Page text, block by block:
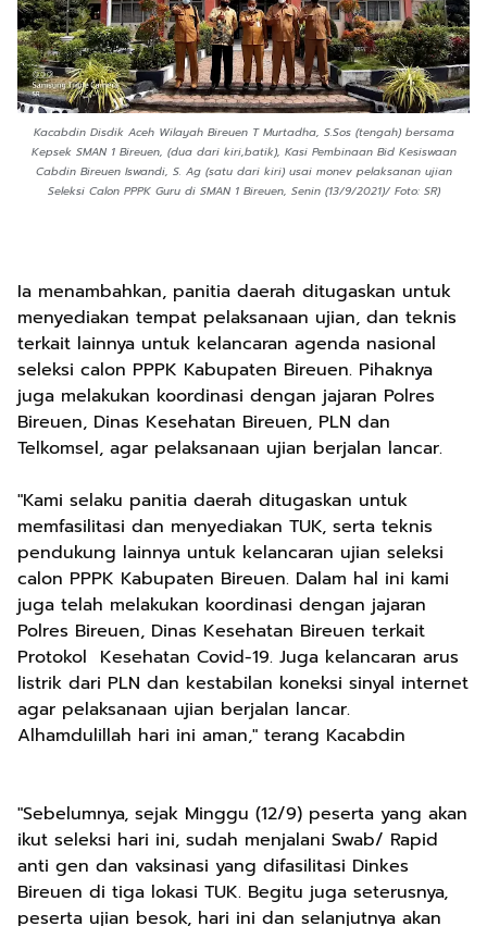
Kacabdin Disdik Aceh Wilayah Bireuen T Murtadha, S.Sos (tengah) bersama
Kepsek SMAN 1 Bireuen, (dua dari kiri,batik), Kasi Pembinaan Bid Kesiswaan
Cabdin Bireuen Iswandi, S. Ag (satu dari kiri) usai monev pelaksanan ujian
Seleksi Calon PPPK Guru di SMAN 1 Bireuen, Senin (13/9/2021)/ Foto: SR)
Ia menambahkan, panitia daerah ditugaskan untuk
menyediakan tempat pelaksanaan ujian, dan teknis
terkait lainnya untuk kelancaran agenda nasional
seleksi calon PPPK Kabupaten Bireuen. Pihaknya
juga melakukan koordinasi dengan jajaran Polres
Bireuen, Dinas Kesehatan Bireuen, PLN dan
Telkomsel, agar pelaksanaan ujian berjalan lancar.
"Kami selaku panitia daerah ditugaskan untuk
memfasilitasi dan menyediakan TUK, serta teknis
pendukung lainnya untuk kelancaran ujian seleksi
calon PPPK Kabupaten Bireuen. Dalam hal ini kami
juga telah melakukan koordinasi dengan jajaran
Polres Bireuen, Dinas Kesehatan Bireuen terkait
Protokol Kesehatan Covid-19. Juga kelancaran arus
listrik dari PLN dan kestabilan koneksi sinyal internet
agar pelaksanaan ujian berjalan lancar.
Alhamdulillah hari ini aman," terang Kacabdin
"Sebelumnya, sejak Minggu (12/9) peserta yang akan
ikut seleksi hari ini, sudah menjalani Swab/ Rapid
anti gen dan vaksinasi yang difasilitasi Dinkes
Bireuen di tiga lokasi TUK. Begitu juga seterusnya,
peserta ujian besok, hari ini dan selanjutnya akan